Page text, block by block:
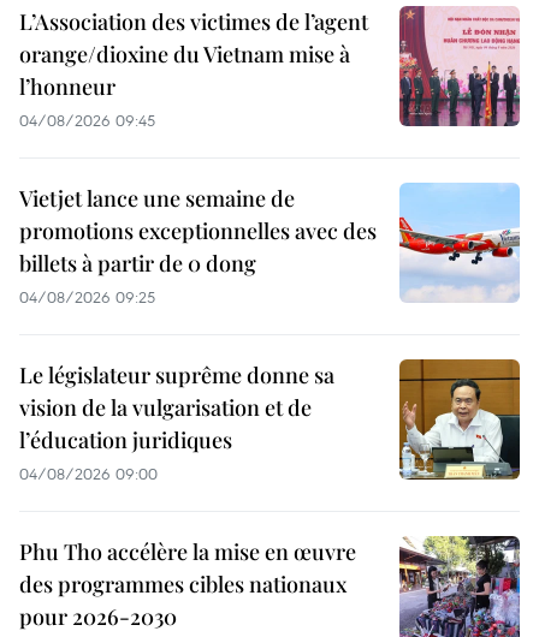
L’Association des victimes de l’agent
orange/dioxine du Vietnam mise à
l’honneur
04/08/2026 09:45
Vietjet lance une semaine de
promotions exceptionnelles avec des
billets à partir de 0 dong
04/08/2026 09:25
Le législateur suprême donne sa
vision de la vulgarisation et de
l’éducation juridiques
04/08/2026 09:00
Phu Tho accélère la mise en œuvre
des programmes cibles nationaux
pour 2026-2030